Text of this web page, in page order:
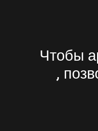
Чтобы
,